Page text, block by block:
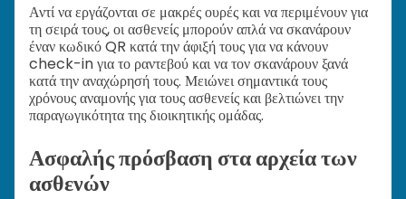
Αντί να εργάζονται σε μακρές ουρές και να περιμένουν για
τη σειρά τους, οι ασθενείς μπορούν απλά να σκανάρουν
έναν κωδικό QR κατά την άφιξή τους για να κάνουν
check-in για το ραντεβού και να τον σκανάρουν ξανά
κατά την αναχώρησή τους. Μειώνει σημαντικά τους
χρόνους αναμονής για τους ασθενείς και βελτιώνει την
παραγωγικότητα της διοικητικής ομάδας.
Ασφαλής πρόσβαση στα αρχεία των
ασθενών